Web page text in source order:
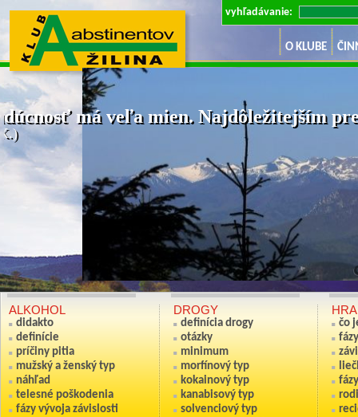
vyhľadávanie:
má veľa mien. Najdôležitejším
Ak nie si
(Anton
O KLUBE
ALKOHOL
didakto
definície
príčiny pitia
mužský a ženský typ
náhľad
telesné poškodenia
fázy vývoja závislosti
DROGY
definícia drogy
otázky
minimum
morfínový typ
kokainový typ
kanabisový typ
solvenciový typ
HRA
čo